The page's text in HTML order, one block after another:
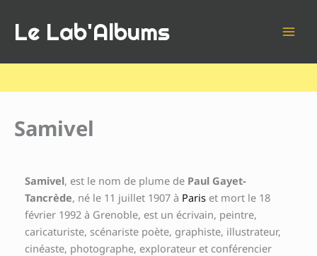
contenu
Le Lab'Albums
Samivel
Samivel, est le nom de plume de Paul Gayet-
Tancrède, né le 11 juillet 1907 à Paris et mort le 18
février 1992 à Grenoble, est un écrivain, peintre,
caricaturiste, scénariste poète, graphiste, illustrateur,
cinéaste, photographe, explorateur et conférencier